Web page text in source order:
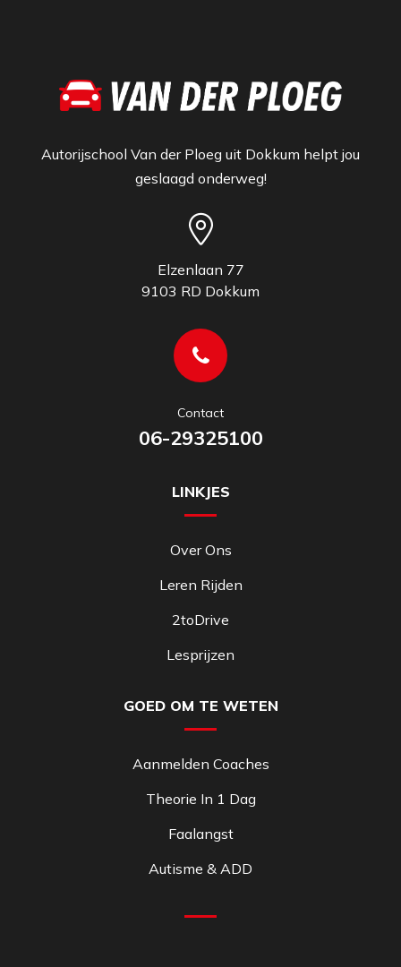
Autorijschool Van der Ploeg uit Dokkum helpt jou
geslaagd onderweg!
Elzenlaan 77
9103 RD Dokkum
Contact
06-29325100
LINKJES
Over Ons
Leren Rijden
2toDrive
Lesprijzen
GOED OM TE WETEN
Aanmelden Coaches
Theorie In 1 Dag
Faalangst
Autisme & ADD